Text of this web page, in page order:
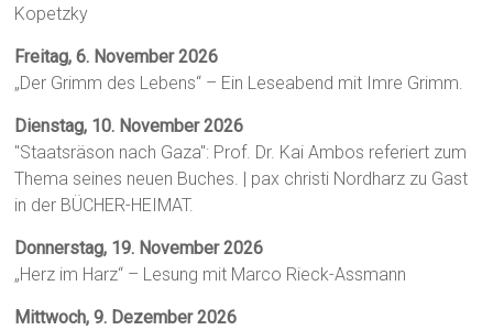
Kopetzky
Freitag, 6. November 2026
„Der Grimm des Lebens“ – Ein Leseabend mit Imre Grimm.
Dienstag, 10. November 2026
"Staatsräson nach Gaza": Prof. Dr. Kai Ambos referiert zum
Thema seines neuen Buches. | pax christi Nordharz zu Gast
in der BÜCHER-HEIMAT.
Donnerstag, 19. November 2026
„Herz im Harz“ – Lesung mit Marco Rieck-Assmann
Mittwoch, 9. Dezember 2026